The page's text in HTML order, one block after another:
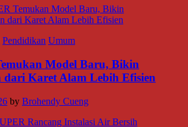
Pendidikan Umum
Model Baru, Bikin
Karet Alam Lebih Efisien
by Brohendy Cueng